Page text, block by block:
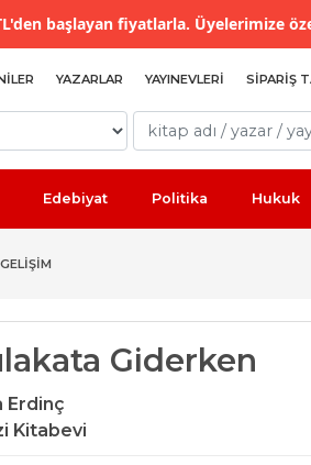
başlayan fiyatlarla. Üyelerimize
YAZARLAR YAYINEVLERI SIPARIŞ
Edebiyat Politika Hukuk
Giderken
Erdinç
Kitabevi